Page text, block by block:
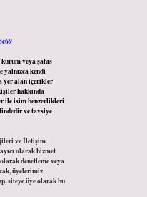
veya şahıs
yalnızca kendi
yer alan içerikler
hakkında
ile isim benzerlikleri
ve tavsiye
ve İletişim
olarak hizmet
denetleme veya
üyelerimiz
siteye üye olarak bu